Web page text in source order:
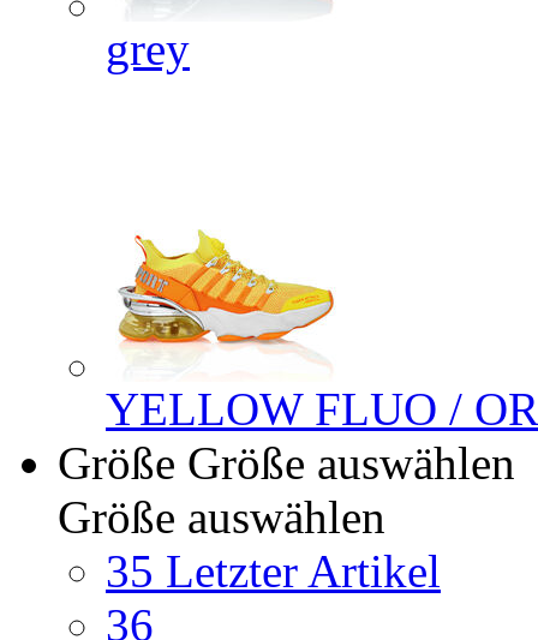
grey
YELLOW FLUO /
Größe Größe auswählen
Größe auswählen
35 Letzter Artikel
36